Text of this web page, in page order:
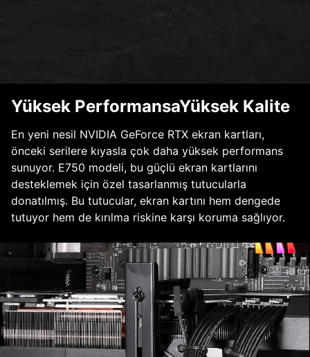
Yüksek PerformansaYüksek Kalite
En yeni nesil NVIDIA GeForce RTX ekran kartları,
önceki serilere kıyasla çok daha yüksek performans
sunuyor. E750 modeli, bu güçlü ekran kartlarını
desteklemek için özel tasarlanmış tutucularla
donatılmış. Bu tutucular, ekran kartını hem dengede
tutuyor hem de kırılma riskine karşı koruma sağlıyor.